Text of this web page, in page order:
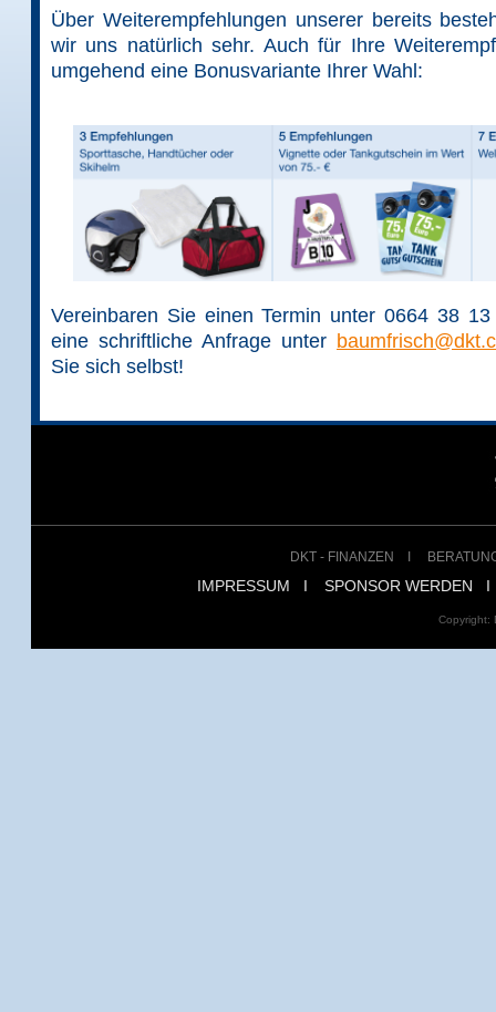
Über Weiterempfehlungen unserer bereits
wir uns natürlich sehr. Auch für Ihre
umgehend eine Bonusvariante Ihrer Wahl:
Vereinbaren Sie einen Termin unter 0664 38
eine schriftliche Anfrage unter
Sie sich selbst!
DKT - FINANZEN
IMPRESSUM I SPONSOR WERDEN I
Copyright: